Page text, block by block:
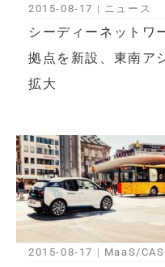
シーディーネットワ
拠点を新設、東南ア
拡大
2015-08-17 | ニュース
2015-08-17 | MaaS/